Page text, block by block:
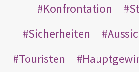
Konfrontation
Sicherheiten
Touristen